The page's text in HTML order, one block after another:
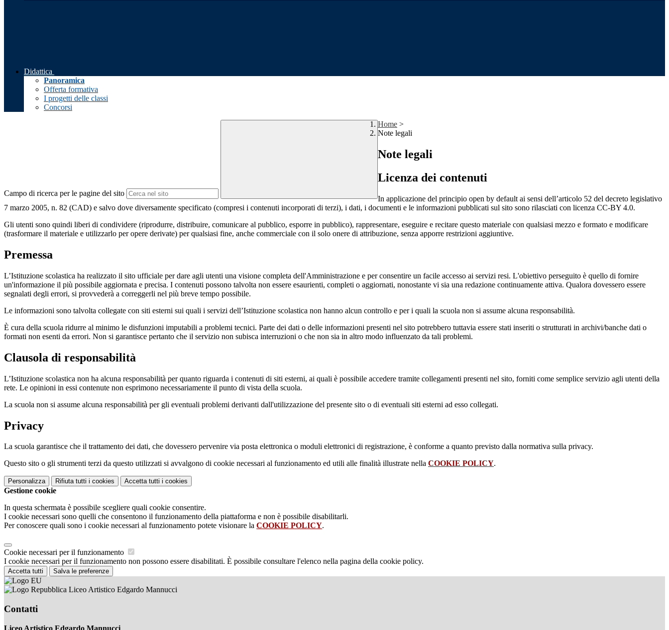
Didattica
Panoramica
Offerta formativa
I progetti delle classi
Concorsi
Campo di ricerca per le pagine del sito
Home >
Note legali
Note legali
Licenza dei contenuti
In applicazione del principio open by default ai sensi dell’articolo 52 del decreto legislativo
7 marzo 2005, n. 82 (CAD) e salvo dove diversamente specificato (compresi i contenuti incorporati di terzi), i dati, i documenti e le informazioni pubblicati sul sito sono rilasciati con licenza CC-BY 4.0.
Gli utenti sono quindi liberi di condividere (riprodurre, distribuire, comunicare al pubblico, esporre in pubblico), rappresentare, eseguire e recitare questo materiale con qualsiasi mezzo e formato e modificare
(trasformare il materiale e utilizzarlo per opere derivate) per qualsiasi fine, anche commerciale con il solo onere di attribuzione, senza apporre restrizioni aggiuntive.
Premessa
L’Istituzione scolastica ha realizzato il sito ufficiale per dare agli utenti una visione completa dell'Amministrazione e per consentire un facile accesso ai servizi resi. L'obiettivo perseguito è quello di fornire
un'informazione il più possibile aggiornata e precisa. I contenuti possono talvolta non essere esaurienti, completi o aggiornati, nonostante vi sia una redazione continuamente attiva. Qualora dovessero essere
segnalati degli errori, si provvederà a correggerli nel più breve tempo possibile.
Le informazioni sono talvolta collegate con siti esterni sui quali i servizi dell’Istituzione scolastica non hanno alcun controllo e per i quali la scuola non si assume alcuna responsabilità.
È cura della scuola ridurre al minimo le disfunzioni imputabili a problemi tecnici. Parte dei dati o delle informazioni presenti nel sito potrebbero tuttavia essere stati inseriti o strutturati in archivi/banche dati o
formati non esenti da errori. Non si garantisce pertanto che il servizio non subisca interruzioni o che non sia in altro modo influenzato da tali problemi.
Clausola di responsabilità
L’Istituzione scolastica non ha alcuna responsabilità per quanto riguarda i contenuti di siti esterni, ai quali è possibile accedere tramite collegamenti presenti nel sito, forniti come semplice servizio agli utenti della
rete. Le opinioni in essi contenute non esprimono necessariamente il punto di vista della scuola.
La scuola non si assume alcuna responsabilità per gli eventuali problemi derivanti dall'utilizzazione del presente sito o di eventuali siti esterni ad esso collegati.
Privacy
La scuola garantisce che il trattamento dei dati, che dovessero pervenire via posta elettronica o moduli elettronici di registrazione, è conforme a quanto previsto dalla normativa sulla privacy.
Questo sito o gli strumenti terzi da questo utilizzati si avvalgono di cookie necessari al funzionamento ed utili alle finalità illustrate nella COOKIE POLICY.
Personalizza Rifiuta tutti i cookies Accetta tutti i cookies
Gestione cookie
In questa schermata è possibile scegliere quali cookie consentire.
I cookie necessari sono quelli che consentono il funzionamento della piattaforma e non è possibile disabilitarli.
Per conoscere quali sono i cookie necessari al funzionamento potete visionare la COOKIE POLICY.
Cookie necessari per il funzionamento
I cookie necessari per il funzionamento non possono essere disabilitati. È possibile consultare l'elenco nella pagina della cookie policy.
Accetta tutti Salva le preferenze
Liceo Artistico Edgardo Mannucci
Contatti
Liceo Artistico Edgardo Mannucci